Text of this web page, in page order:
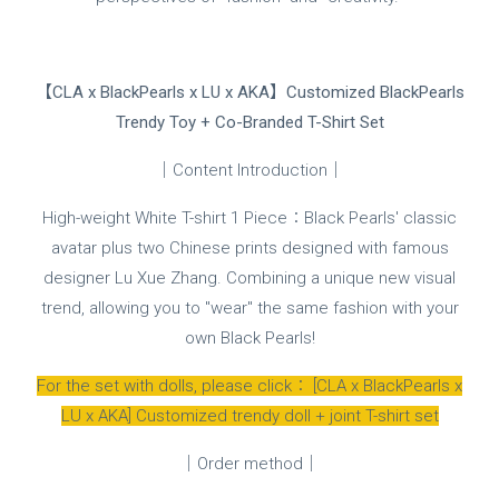
【CLA x BlackPearls x LU x AKA】Customized BlackPearls
Trendy Toy + Co-Branded T-Shirt Set
｜Content Introduction｜
High-weight White T-shirt 1 Piece：Black Pearls' classic
avatar plus two Chinese prints designed with famous
designer Lu Xue Zhang. Combining a unique new visual
trend, allowing you to "wear" the same fashion with your
own Black Pearls!
For the set with dolls, please click：
[CLA x BlackPearls x
LU x AKA] Customized trendy doll + joint T-shirt set
｜Order method｜